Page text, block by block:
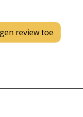
review toe